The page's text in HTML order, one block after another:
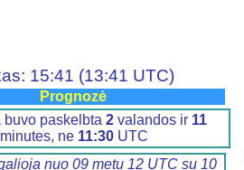
15:41 (13:41 UTC)
Prognozė
buvo paskelbta 2 valandos ir 11
minutes, ne 11:30 UTC
nuo 09 metu 12 UTC su 10